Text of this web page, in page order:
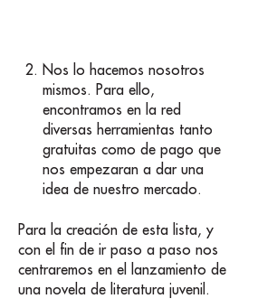
Nos lo hacemos nosotros
mismos. Para ello,
encontramos en la red
diversas herramientas tanto
gratuitas como de pago que
nos empezaran a dar una
idea de nuestro mercado.
Para la creación de esta lista, y
con el fin de ir paso a paso nos
centraremos en el lanzamiento de
una novela de literatura juvenil.